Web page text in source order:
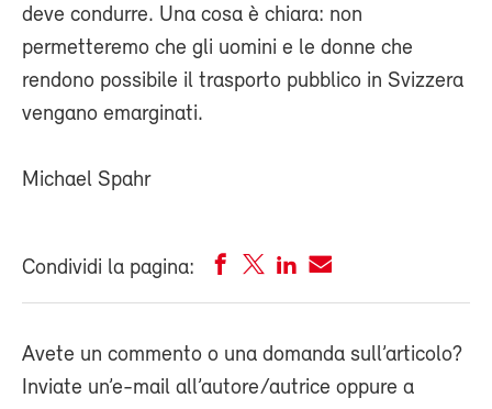
deve condurre. Una cosa è chiara: non
permetteremo che gli uomini e le donne che
rendono possibile il trasporto pubblico in Svizzera
vengano emarginati.
Michael Spahr
Condividi la pagina:
Avete un commento o una domanda sull’articolo?
Inviate un’e-mail all’autore/autrice oppure a